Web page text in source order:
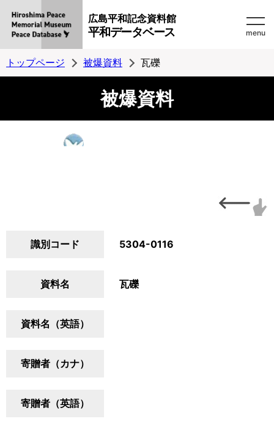
広島平和記念資料館
平和データベース menu
トップページ 被爆資料 瓦礫
被爆資料
識別コード 5304-0116
資料名 瓦礫
資料名（英語）
寄贈者（カナ）
寄贈者（英語）